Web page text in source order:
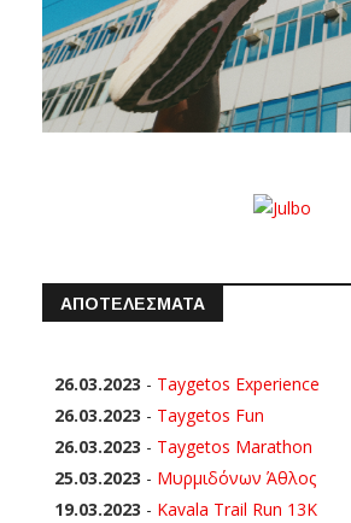
ΑΠΟΤΕΛΕΣΜΑΤΑ
26.03.2023 - Taygetos Experience
26.03.2023 - Taygetos Fun
26.03.2023 - Taygetos Marathon
25.03.2023 - Μυρμιδόνων Άθλος
19.03.2023 - Kavala Trail Run 13K